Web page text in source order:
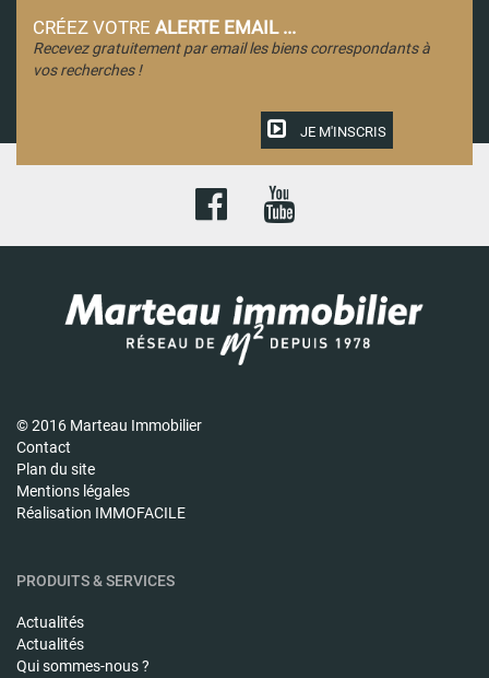
CRÉEZ VOTRE ALERTE EMAIL ...
Recevez gratuitement par email les biens correspondants à
vos recherches !
JE M'INSCRIS
© 2016 Marteau Immobilier
Contact
Plan du site
Mentions légales
Réalisation IMMOFACILE
PRODUITS & SERVICES
Actualités
Actualités
Qui sommes-nous ?